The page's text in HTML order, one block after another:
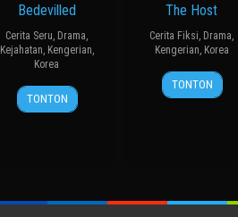
Bedevilled
Cerita Seru Drama
Kejahatan Kengerian
Korea
19
Aug
장
철
TONTON
The Host
Cerita Fiksi Drama
Kengerian Korea
27
Jul
봉
준
TONTON